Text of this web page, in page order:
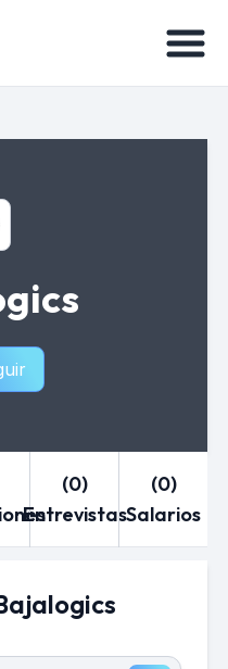
(0)
Entrevistas
(0)
Salarios